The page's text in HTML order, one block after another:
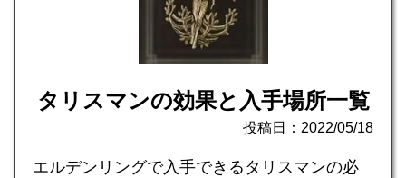
タリスマンの効果と入手場所一覧
投稿日：2022/05/18
エルデンリングで入手できるタリスマンの必